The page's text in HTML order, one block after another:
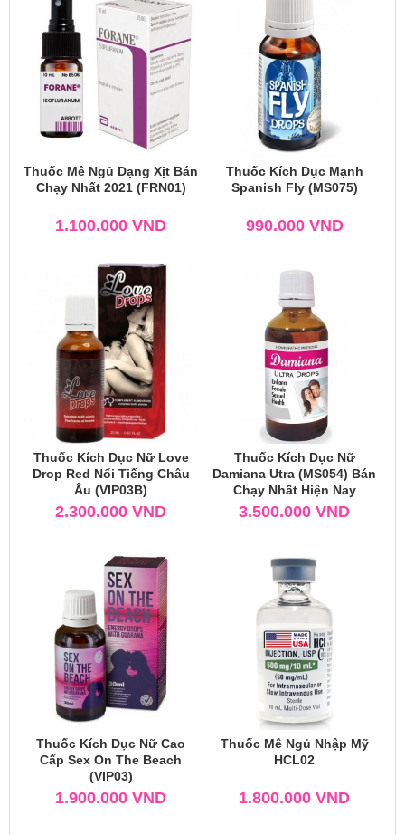
Thuốc Mê Ngủ Dạng Xịt Bán
Chạy Nhất 2021 (FRN01)
1.100.000 VND
Thuốc Kích Dục Mạnh
Spanish Fly (MS075)
990.000 VND
Thuốc Kích Dục Nữ Love
Drop Red Nổi Tiếng Châu
Âu (VIP03B)
2.300.000 VND
Thuốc Kích Dục Nữ
Damiana Utra (MS054) Bán
Chạy Nhất Hiện Nay
3.500.000 VND
Thuốc Kích Dục Nữ Cao
Cấp Sex On The Beach
(VIP03)
1.900.000 VND
Thuốc Mê Ngủ Nhập Mỹ
HCL02
1.800.000 VND